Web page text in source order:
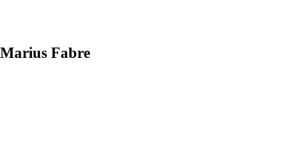
Fabre